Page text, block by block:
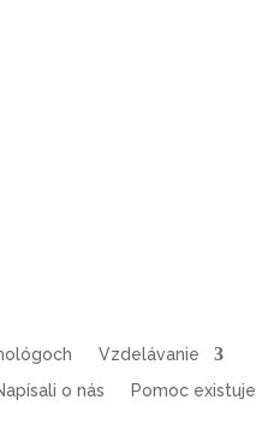
Vzdelávanie
o nás Pomoc existuje